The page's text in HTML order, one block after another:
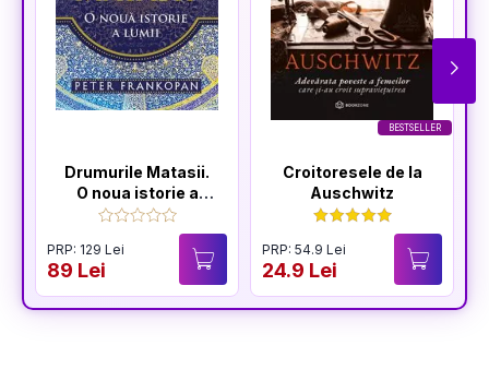
Drumurile Matasii.
O noua istorie a
lumii
PRP: 129 Lei
89 Lei
BESTSELLER
Croitoresele de la
Auschwitz
PRP: 54.9 Lei
24.9 Lei